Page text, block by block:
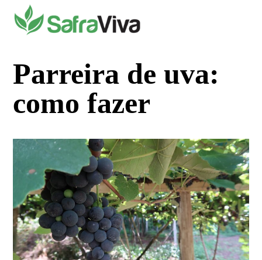
para
Parreira de uva:
como fazer